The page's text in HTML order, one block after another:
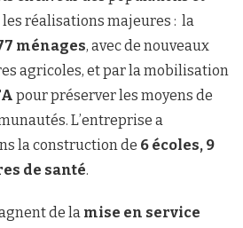
réalisations majeures : la
ménages, avec de nouveaux
agricoles, et par la mobilisation
pour préserver les moyens de
L’entreprise a
la construction de 6 écoles, 9
de santé.
de la mise en service